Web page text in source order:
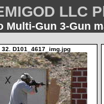
LLC
Multi-Gun 3-Gun
32. D101_4617_img.jpg